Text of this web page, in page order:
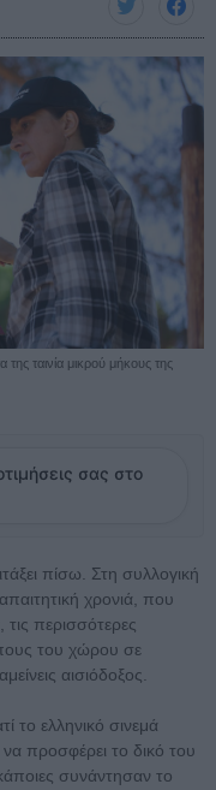
ταινία μικρού μήκους της
σας στο
πίσω. Στη συλλογική
χρονιά, που
περισσότερες
του χώρου σε
αισιόδοξος.
το ελληνικό σινεμά
προσφέρει το δικό του
συνάντησαν το